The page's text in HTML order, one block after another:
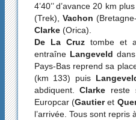
4’40’’ d’avance 20 km
(Trek), Vachon
Clarke(Orica).
De La Cruztombe et
entraîne Langeveld
Pays-Bas reprend sa
(km 133) puis
abdiquent. Clarke reste
Europcar (Gautieret
l’arrivée. Tous sont repris